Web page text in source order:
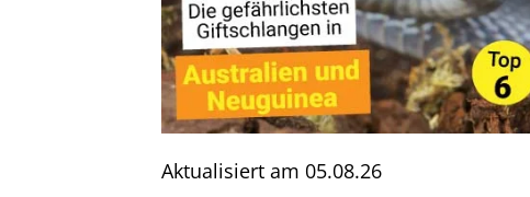
Aktualisiert am 05.08.26